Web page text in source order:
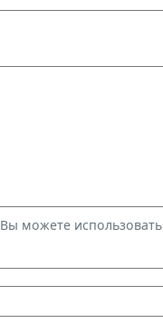
можете использовать